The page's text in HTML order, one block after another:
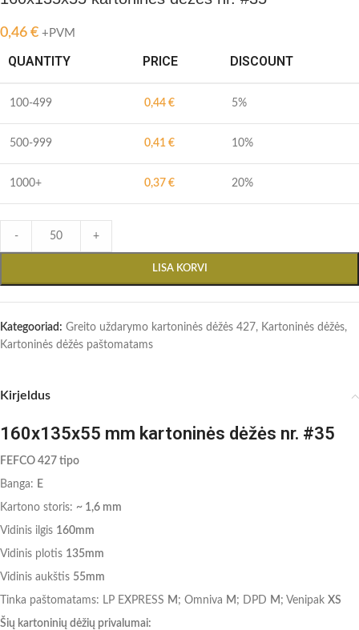
0,46 € +PVM
QUANTITY PRICE DISCOUNT
100-499 0,44 € 5%
500-999 0,41 € 10%
1000+ 0,37 € 20%
- +
LISA KORVI
Kategooriad: Greito uždarymo kartoninės dėžės 427, Kartoninės dėžės,
Kartoninės dėžės paštomatams
Kirjeldus
160x135x55 mm kartoninės dėžės nr. #35
FEFCO 427 tipo
Banga: E
Kartono storis: ~ 1,6 mm
Vidinis ilgis 160mm
Vidinis plotis 135mm
Vidinis aukštis 55mm
Tinka paštomatams: LP EXPRESS M ; Omniva M ; DPD M ; Venipak XS
Šių kartoninių dėžių privalumai: